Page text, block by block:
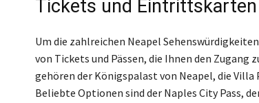
Tickets und
Um die zahlreichen Neapel
von Tickets und Pässen, die Ihnen den
gehören der Königspalast von Neapel, die
Beliebte Optionen sind der Naples City Pass,